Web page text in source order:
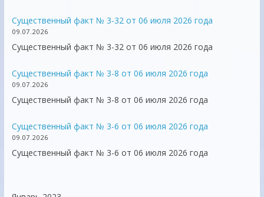
Существенный факт № 3-32 от 06 июля 2026 года
09.07.2026
Существенный факт № 3-32 от 06 июля 2026 года
Существенный факт № 3-8 от 06 июля 2026 года
09.07.2026
Существенный факт № 3-8 от 06 июля 2026 года
Существенный факт № 3-6 от 06 июля 2026 года
09.07.2026
Существенный факт № 3-6 от 06 июля 2026 года